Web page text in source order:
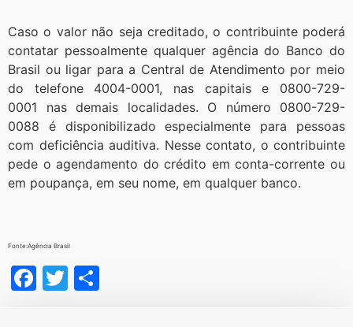
Caso o valor não seja creditado, o contribuinte poderá
contatar pessoalmente qualquer agência do Banco do
Brasil ou ligar para a Central de Atendimento por meio
do telefone 4004-0001, nas capitais e 0800-729-
0001 nas demais localidades. O número 0800-729-
0088 é disponibilizado especialmente para pessoas
com deficiência auditiva. Nesse contato, o contribuinte
pede o agendamento do crédito em conta-corrente ou
em poupança, em seu nome, em qualquer banco.
Fonte:Agência Brasil
Facebook
Twitter